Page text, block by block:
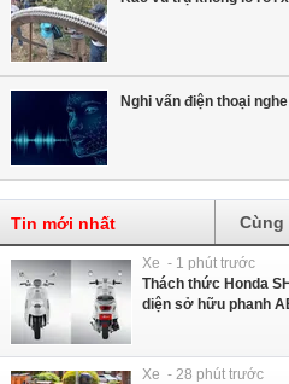
Nghi vấn điện thoại
Tin mới nhất Cùng
Xe - 1 phút trước
Thách thức Honda
diện sở hữu phanh
Xe - 28 phút trước